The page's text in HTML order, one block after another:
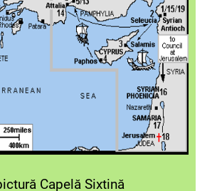
Capelă Sixtină